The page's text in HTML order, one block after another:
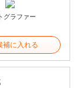
グラファー
補に入れる